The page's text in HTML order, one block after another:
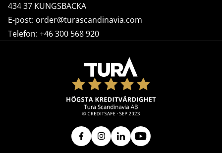
434 37 KUNGSBACKA
E-post: order@turascandinavia.com
Telefon: +46 300 568 920